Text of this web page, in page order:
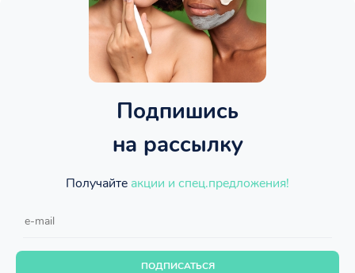
Подпишись
на рассылку
Получайте акции и спец.предложения!
ПОДПИСАТЬСЯ